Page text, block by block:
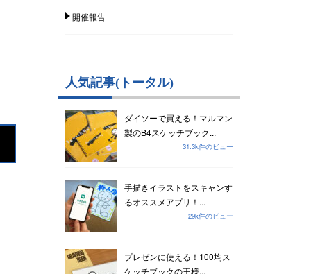
開催報告
人気記事(トータル)
ダイソーで買える！マルマン
製のB4スケッチブック...
31.3k件のビュー
手描きイラストをスキャンす
るオススメアプリ！...
29k件のビュー
プレゼンに使える！100均ス
ケッチブックの王様...